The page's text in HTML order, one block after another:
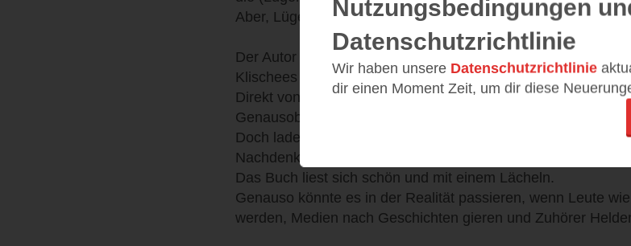
Aber, Lügen haben kurze Beine und so nimmt DDR-Kenner
Der Autor beschreibt eine detaillreiche und realistische
Klischees mit einem Augenzwinkern cheln.
Direkt von Anfang an ist man in der Story.
Genausobedient, ohne übergriffig oder affig zu wirken.
Doch laden auch die ein oder anderen Gespräche über die
Nachdenken ein.
Das Buch liest sich schön und mit einem Lächeln.
Genauso könnte es in der Realität passieren, wenn Leute
werden, Medien nach Geschichten gieren und Zuhörer
Nutzungsbedingungen
Datenschutzrichtlinie
Wir haben unsere Datenschutzrichtlinie
dir einen Moment Zeit, um dir diese